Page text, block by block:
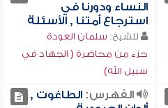
النساء ودورنا في
استرجاع أمتنا , الأسئلة
للشيخ: سلمان العودة
جزء من محاضرة ( الجهاد في
سبيل الله)
الفهرس:الطاغوت ,